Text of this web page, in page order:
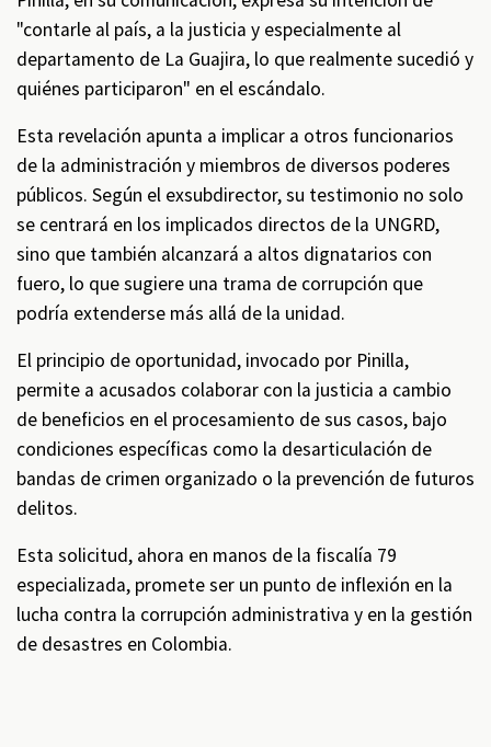
"contarle al país, a la justicia y especialmente al
departamento de La Guajira, lo que realmente sucedió y
quiénes participaron" en el escándalo.
Esta revelación apunta a implicar a otros funcionarios
de la administración y miembros de diversos poderes
públicos. Según el exsubdirector, su testimonio no solo
se centrará en los implicados directos de la UNGRD,
sino que también alcanzará a altos dignatarios con
fuero, lo que sugiere una trama de corrupción que
podría extenderse más allá de la unidad.
El principio de oportunidad, invocado por Pinilla,
permite a acusados colaborar con la justicia a cambio
de beneficios en el procesamiento de sus casos, bajo
condiciones específicas como la desarticulación de
bandas de crimen organizado o la prevención de futuros
delitos.
Esta solicitud, ahora en manos de la fiscalía 79
especializada, promete ser un punto de inflexión en la
lucha contra la corrupción administrativa y en la gestión
de desastres en Colombia.